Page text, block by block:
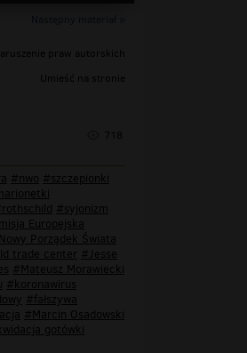
praw autorskich
Umieść na stronie
718
#nwo #szczepionki
#syjonizm
Europejska
Porządek Świata
trade center #Jesse
#Mateusz Morawiecki
#koronawirus
#fałszywa
#Marcin Osadowski
gotówki